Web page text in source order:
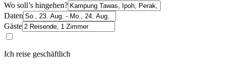
Wo soll’s hingehen?
Daten
Gäste
Ich reise geschäftlich